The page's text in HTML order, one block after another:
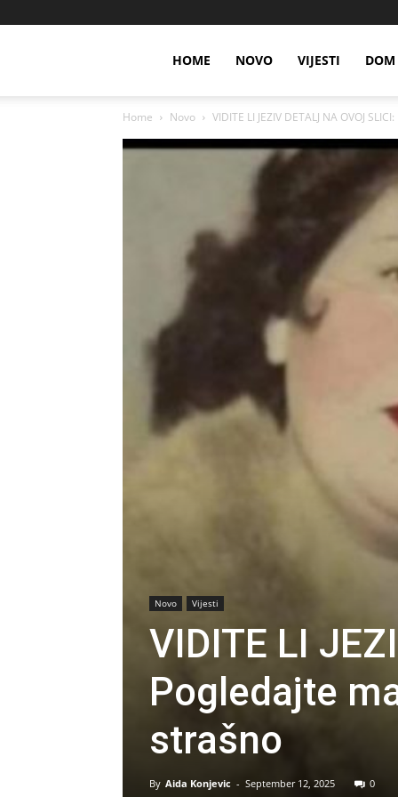
HOME NOVO VIJESTI
Home Novo VIDITE LI JEZIV DETALJ NA OVOJ
Novo Vijesti
VIDITE LI
Pogledajte
strašno
By Aida Konjevic - September 12, 2025 0